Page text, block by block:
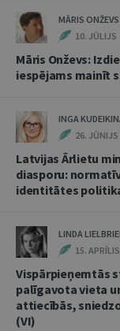
MĀRIS ONŽEVS
10.
Māris Onževs:
iespējams mainīt
INGA
26.
Latvijas Ārlietu
diasporu:
identitātes
LINDA
15.
Vispārpieņemtās
palīgavota vieta
attiecībās,
(VI)